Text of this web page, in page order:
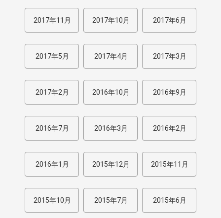
2017年11月 2017年10月 2017年6月
2017年5月 2017年4月 2017年3月
2017年2月 2016年10月 2016年9月
2016年7月 2016年3月 2016年2月
2016年1月 2015年12月 2015年11月
2015年10月 2015年7月 2015年6月